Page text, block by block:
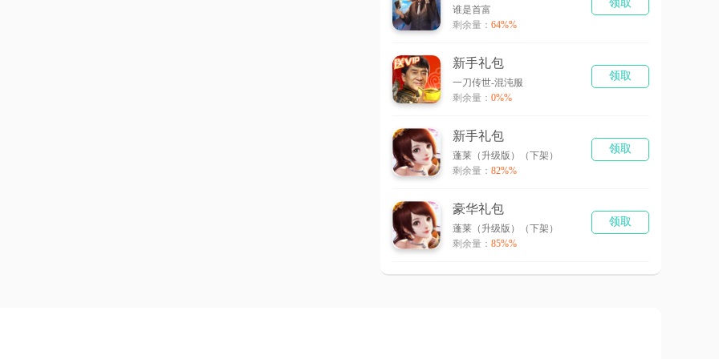
谁是首富
剩余量： 64%%
领取
新手礼包
一刀传世-混沌服
剩余量： 0%%
领取
新手礼包
蓬莱（升级版）（下架）
剩余量： 82%%
领取
豪华礼包
蓬莱（升级版）（下架）
剩余量： 85%%
领取